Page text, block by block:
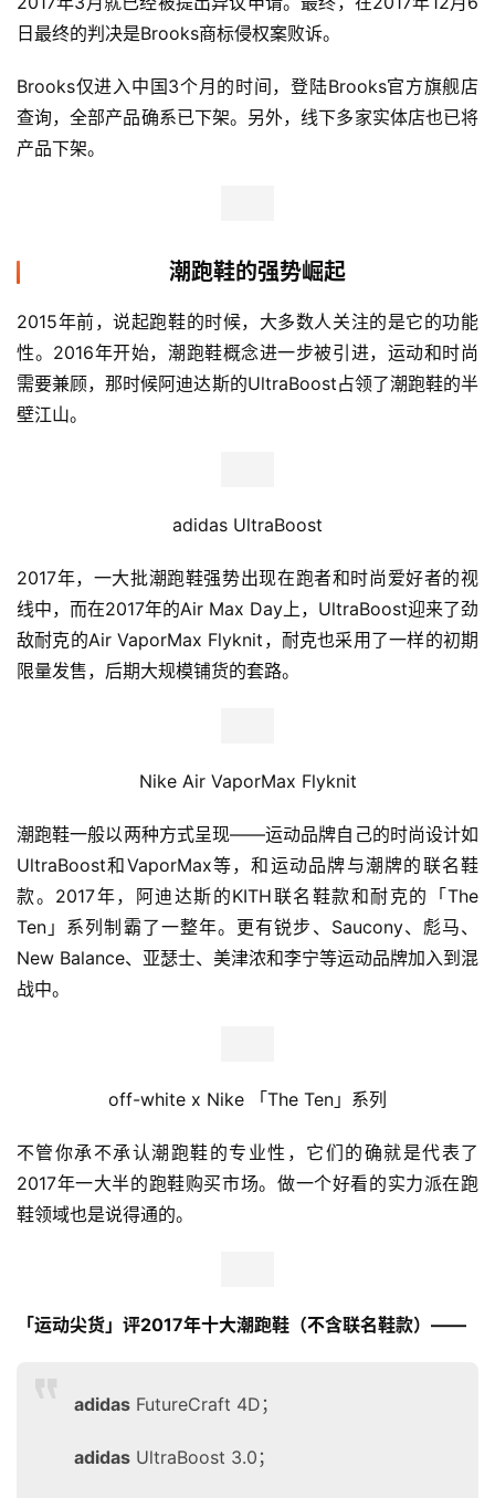
日最终的判决是Brooks商标侵权案败诉。
Brooks仅进入中国3个月的时间，登陆Brooks官方旗舰店
查询，全部产品确系已下架。另外，线下多家实体店也已将
产品下架。
潮跑鞋的强势崛起
2015年前，说起跑鞋的时候，大多数人关注的是它的功能
性。2016年开始，潮跑鞋概念进一步被引进，运动和时尚
需要兼顾，那时候阿迪达斯的UltraBoost占领了潮跑鞋的半
壁江山。
adidas UltraBoost
2017年，一大批潮跑鞋强势出现在跑者和时尚爱好者的视
线中，而在2017年的Air Max Day上，UltraBoost迎来了劲
敌耐克的Air VaporMax Flyknit，耐克也采用了一样的初期
限量发售，后期大规模铺货的套路。
Nike Air VaporMax Flyknit
潮跑鞋一般以两种方式呈现——运动品牌自己的时尚设计如
UltraBoost和VaporMax等，和运动品牌与潮牌的联名鞋
款。2017年，阿迪达斯的KITH联名鞋款和耐克的
「The
Ten 」 系列制霸了一整年。更有锐步、Saucony、彪马、
New Balance、亚瑟士、美津浓和李宁等运动品牌加入到混
战中。
off-white x Nike 「The Ten」系列
不管你承不承认潮跑鞋的专业性，它们的确就是代表了
2017年一大半的跑鞋购买市场。做一个好看的实力派在跑
鞋领域也是说得通的。
「运动尖货」 评2017年十大潮跑鞋（不含联名鞋款）——
adidas FutureCraft 4D；
adidas UltraBoost 3.0；